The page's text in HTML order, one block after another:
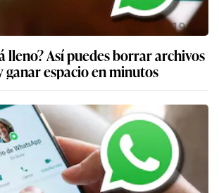
lleno? Así puedes borrar archivos
ganar espacio en minutos